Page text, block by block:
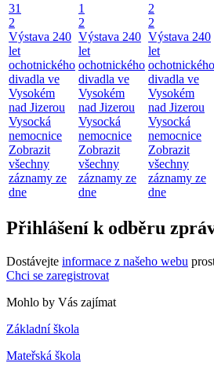
31
2
Výstava 240
let
ochotnického
divadla ve
Vysokém
nad Jizerou
Vysocká
nemocnice
Zobrazit
všechny
záznamy ze
dne
1
2
Výstava 240
let
ochotnického
divadla ve
Vysokém
nad Jizerou
Vysocká
nemocnice
Zobrazit
všechny
záznamy ze
dne
2
2
Výstava 240
let
ochotnického
divadla ve
Vysokém
nad Jizerou
Vysocká
nemocnice
Zobrazit
všechny
záznamy ze
dne
Přihlášení k odběru
Dostávejte informace z našeho webu
Chci se zaregistrovat
Mohlo by Vás zajímat
Základní škola
Mateřská škola